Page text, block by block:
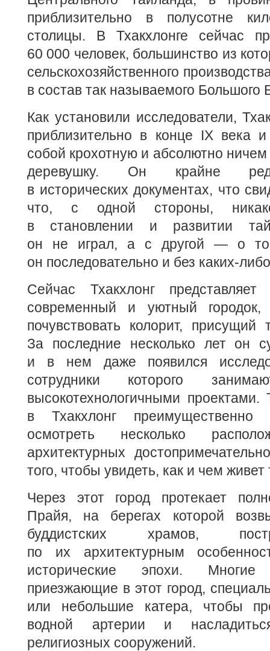
приблизительно в полусотне
столицы. В Тхакхлонге сейчас
60 000 человек, большинство из
сельскохозяйственного
в состав так называемого Большого
Как установили исследователи,
приблизительно в конце IX века и
собой крохотную и абсолютно
деревушку. Он крайне
в исторических документах, что
что, с одной стороны,
в становлении и развитии
он не играл, а с другой — о
он последовательно и без каких-
Сейчас Тхакхлонг представляет
современный и уютный
почувствовать колорит, присущий
За последние несколько лет он
и в нем даже появился
сотрудники которого
высокотехнологичными
в Тхакхлонг
осмотреть несколько
архитектурных
того, чтобы увидеть, как и чем
Через этот город протекает
Прайя, на берегах которой
буддистских храмов,
по их архитектурным
исторические эпохи. Многие
приезжающие в этот город,
или небольшие катера, чтобы
водной артерии и
религиозных сооружений.